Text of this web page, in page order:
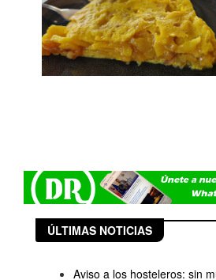
ÚLTIMAS NOTICIAS
Aviso a los hosteleros: sin